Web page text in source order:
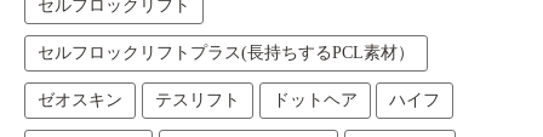
セルフロックリフト
セルフロックリフトプラス(長持ちするPCL素材）
ゼオスキン テスリフト ドットヘア ハイフ